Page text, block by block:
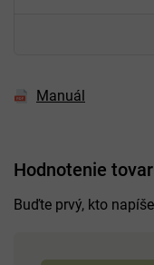
Manuál
Hodnotenie
Buďte prvý, kto